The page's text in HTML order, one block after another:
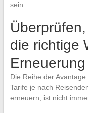
sein.
die richtige
Die Reihe der
Tarife je nach
erneuern, ist nicht